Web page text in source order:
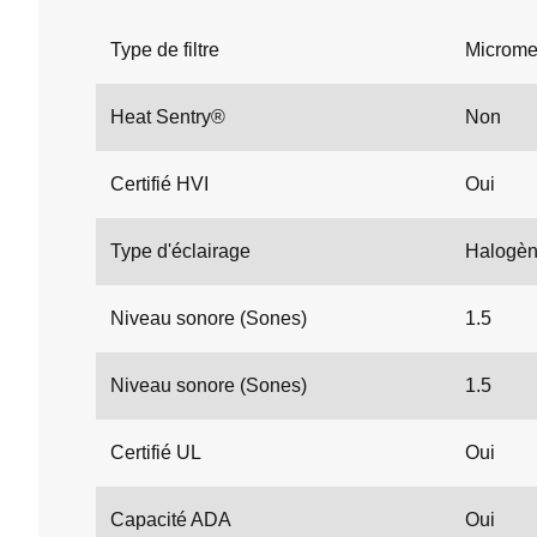
Type de filtre
Heat Sentry® Non
Certifié HVI Oui
Type d'éclairage
Niveau sonore (Sones) 1.5
Niveau sonore (Sones) 1.5
Certifié UL Oui
Capacité ADA Oui